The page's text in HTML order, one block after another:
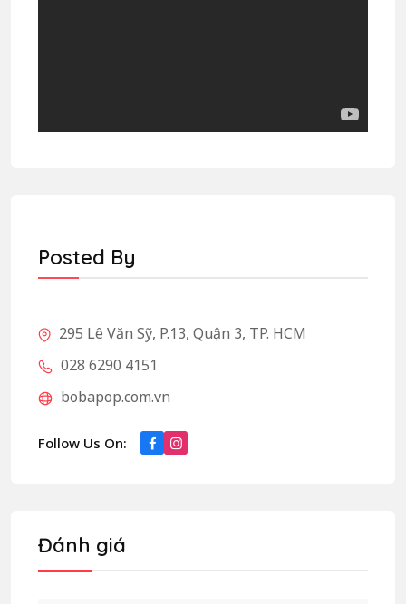
Posted By
295 Lê Văn Sỹ, P.13, Quận 3, TP. HCM
028 6290 4151
bobapop.com.vn
Follow Us On:
Đánh giá